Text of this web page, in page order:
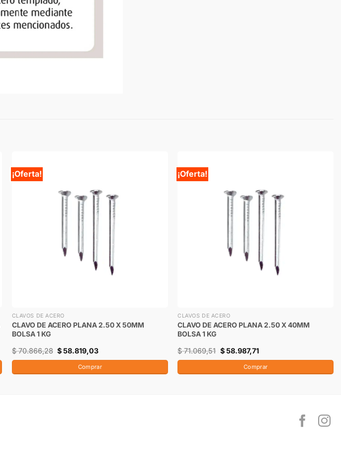
¡Oferta!
CLAVOS DE ACERO
CLAVO DE ACERO PLANA 2.50 X 50MM
BOLSA 1 KG
$70.866,28 $58.819,03
Comprar
¡Oferta!
CLAVOS DE ACERO
CLAVO DE ACERO PLANA 2.50 X 40MM
BOLSA 1 KG
$71.069,51 $58.987,71
Comprar